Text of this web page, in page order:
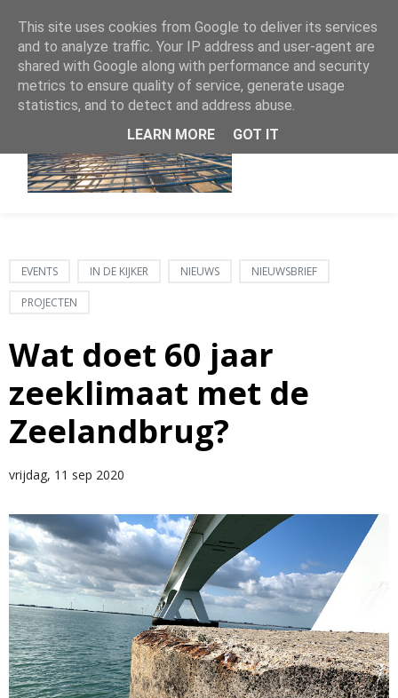
EVENTS IN DE KIJKER NIEUWS NIEUWSBRIEF
PROJECTEN
Wat doet 60 jaar
zeeklimaat met de
Zeelandbrug?
vrijdag, 11 sep 2020
This site uses cookies from Google to deliver its services
and to analyze traffic. Your IP address and user-agent are
shared with Google along with performance and security
metrics to ensure quality of service, generate usage
statistics, and to detect and address abuse.
LEARN MORE
GOT IT